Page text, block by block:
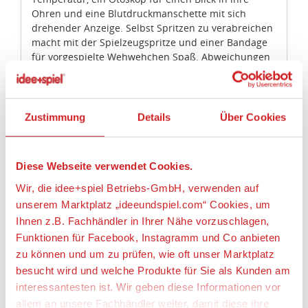
Zustimmung Details Über Cookies
Diese Webseite verwendet Cookies.
Wir, die idee+spiel Betriebs-GmbH, verwenden auf
unserem Marktplatz „ideeundspiel.com“ Cookies, um
Ihnen z.B. Fachhändler in Ihrer Nähe vorzuschlagen,
Funktionen für Facebook, Instagramm und Co anbieten
zu können und um zu prüfen, wie oft unser Marktplatz
besucht wird und welche Produkte für Sie als Kunden am
interessantesten ist. Wir geben diese Informationen vor
allem an unsere Fachhändler weiter, damit diese ihre
Ohren und eine Blutdruckmanschette mit sich
drehender Anzeige. Selbst Spritzen zu verabreichen
macht mit der Spielzeugspritze und einer Bandage
für vorgespielte Wehwehchen Spaß. Abweichungen
in Farbe und Gestaltung vorbehalten.
Doktorspielset für Rollenspiele mit 7 Spielzeug-
Instrumenten, einschließlich Stethoskop,
Blutdruckmanschette, Thermometer, Otoskop,
Spritze, Bandage und Arzttasche aus Stoff
von krank“ auf gesund“ zu wechseln
Die Blutdruckmanschette aufpumpen und
schon dreht sich die Anzeige
Alle Spielteile passen in die Tasche, so werden
Hausbesuche“ zum Klacks
Inspiriert Kinder im Kindergartenalter ab 3
Jahren zu Rollenspielen und gesunden
Angewohnheiten
Smilestones: Jeden Meilenstein mit einem
Lächeln meistern! Dieses Spielzeug fördert die